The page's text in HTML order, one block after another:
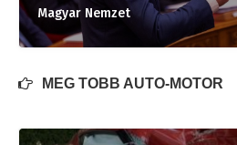
Magyar Nemzet
MÉG TÖBB AUTÓ-MOTOR